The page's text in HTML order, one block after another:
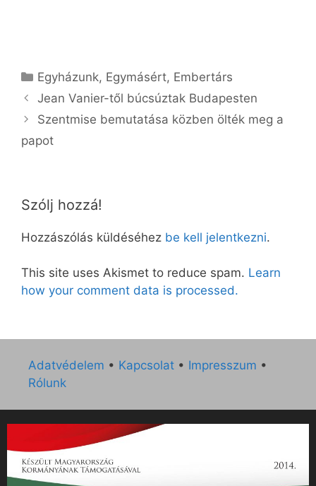
Kategória
Egyházunk, Egymásért, Embertárs
Jean Vanier-től búcsúztak Budapesten
Szentmise bemutatása közben ölték meg a
papot
Szólj hozzá!
Hozzászólás küldéséhez be kell jelentkezni.
This site uses Akismet to reduce spam. Learn
how your comment data is processed.
Adatvédelem • Kapcsolat • Impresszum •
Rólunk